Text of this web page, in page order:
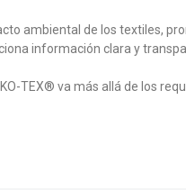
ambiental de los textiles,
información clara y
TEX® va más allá de los